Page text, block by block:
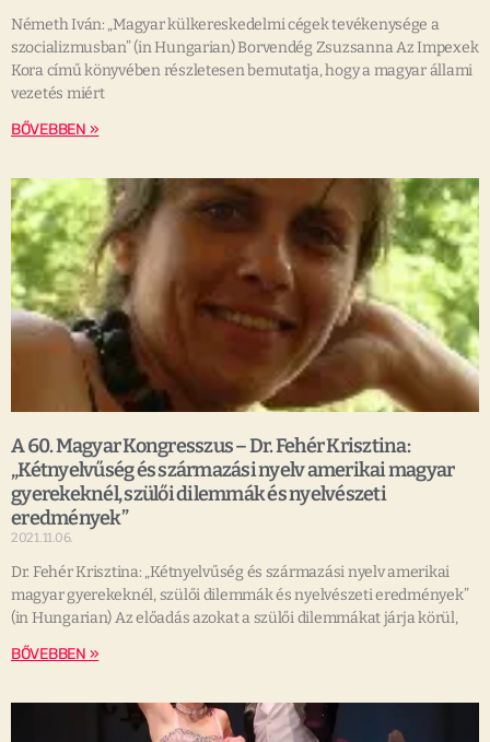
Németh Iván: „Magyar külkereskedelmi cégek tevékenysége a
szocializmusban” (in Hungarian) Borvendég Zsuzsanna Az Impexek
Kora című könyvében részletesen bemutatja, hogy a magyar állami
vezetés miért
BŐVEBBEN »
A 60. Magyar Kongresszus – Dr. Fehér Krisztina:
„Kétnyelvűség és származási nyelv amerikai magyar
gyerekeknél, szülői dilemmák és nyelvészeti
eredmények”
2021.11.06.
Dr. Fehér Krisztina: „Kétnyelvűség és származási nyelv amerikai
magyar gyerekeknél, szülői dilemmák és nyelvészeti eredmények”
(in Hungarian) Az előadás azokat a szülői dilemmákat járja körül,
BŐVEBBEN »